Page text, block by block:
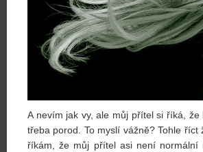
A nevím jak vy, ale můj přítel si říká,
třeba porod. To myslí vážně? Tohle
říkám, že můj přítel asi není